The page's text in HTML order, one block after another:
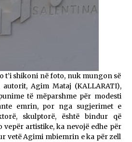
t’i shikoni në foto, nuk mungon së
Agim Mataj (KALLARATI),
të mëparshme për modesti
emrin, por nga sugjerimet e
skulptorë, është bindur që
vepër artistike, ka nevojë edhe për
vetë Agimi mbiemrin e ka për zell